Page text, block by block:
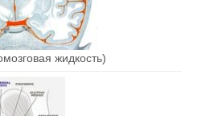
жидкость)